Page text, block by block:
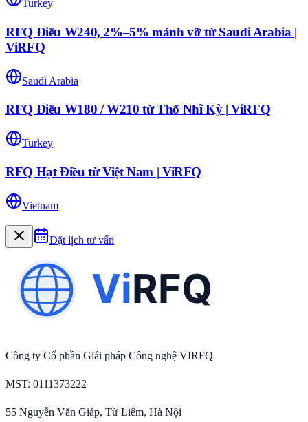
Turkey
RFQ Điều W240, 2%–5% mảnh vỡ từ Saudi Arabia |
ViRFQ
Saudi Arabia
RFQ Điều W180 / W210 từ Thổ Nhĩ Kỳ | ViRFQ
Turkey
RFQ Hạt Điều từ Việt Nam | ViRFQ
Vietnam
Đặt lịch tư vấn
Công ty Cổ phần Giải pháp Công nghệ VIRFQ
MST: 0111373222
55 Nguyễn Văn Giáp, Từ Liêm, Hà Nội